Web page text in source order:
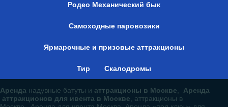
Родео Механический бык
Самоходные паровозики
Ярмарочные и призовые аттракционы
Тир Скалодромы
Аренда надувные батуты и аттракционы в Москве, Аренда
аттракционов для ивента в Москве, аттракционы в